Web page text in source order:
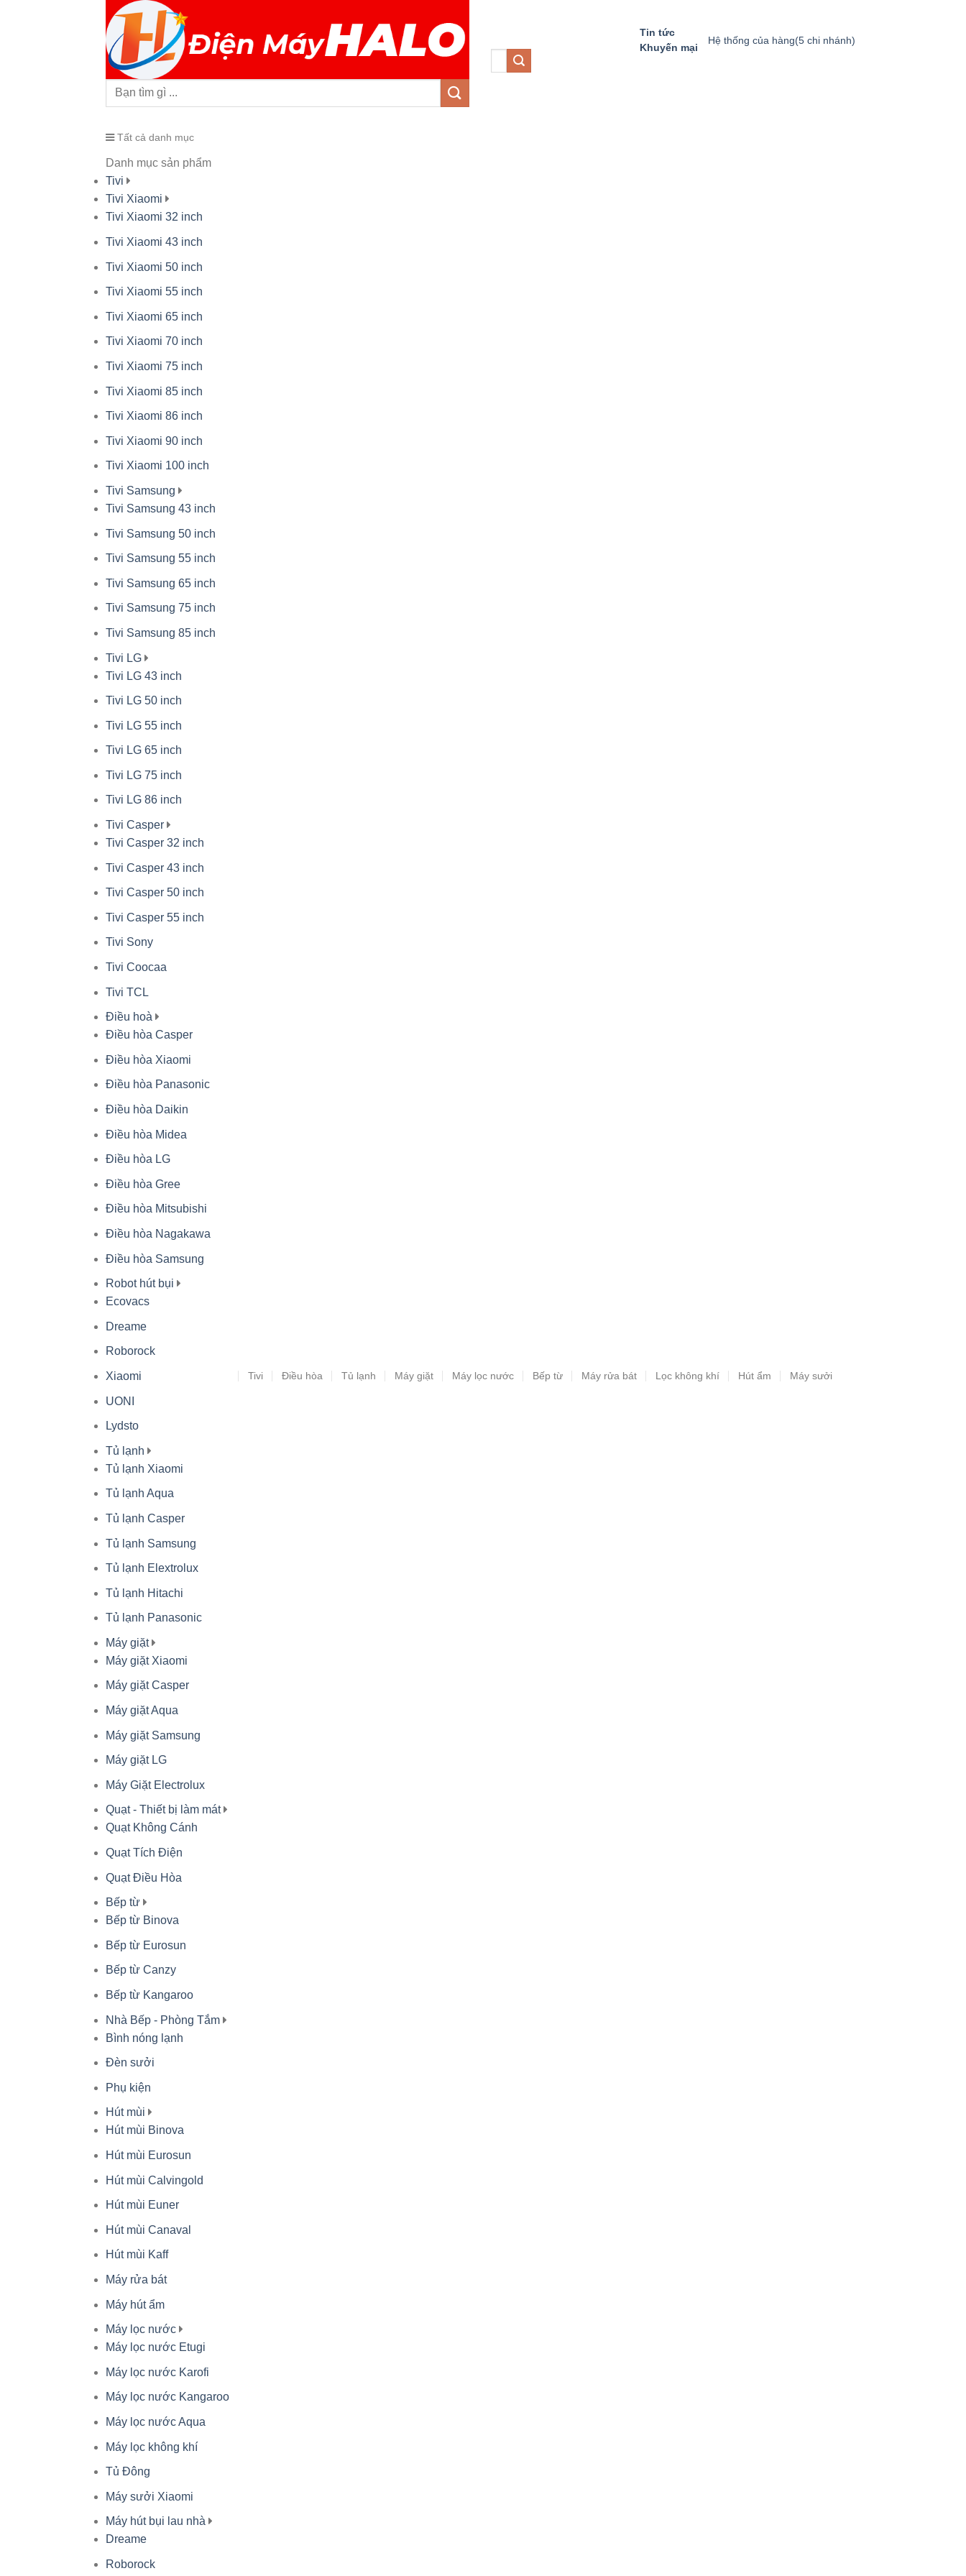
Tin tức
Khuyến mại
Hệ thống của hàng(5 chi nhánh)
Tất cả danh mục
Danh mục sản phẩm
Tivi
Tivi Xiaomi
Tivi Xiaomi 32 inch
Tivi Xiaomi 43 inch
Tivi Xiaomi 50 inch
Tivi Xiaomi 55 inch
Tivi Xiaomi 65 inch
Tivi Xiaomi 70 inch
Tivi Xiaomi 75 inch
Tivi Xiaomi 85 inch
Tivi Xiaomi 86 inch
Tivi Xiaomi 90 inch
Tivi Xiaomi 100 inch
Tivi Samsung
Tivi Samsung 43 inch
Tivi Samsung 50 inch
Tivi Samsung 55 inch
Tivi Samsung 65 inch
Tivi Samsung 75 inch
Tivi Samsung 85 inch
Tivi LG
Tivi LG 43 inch
Tivi LG 50 inch
Tivi LG 55 inch
Tivi LG 65 inch
Tivi LG 75 inch
Tivi LG 86 inch
Tivi Casper
Tivi Casper 32 inch
Tivi Casper 43 inch
Tivi Casper 50 inch
Tivi Casper 55 inch
Tivi Sony
Tivi Coocaa
Tivi TCL
Điều hoà
Điều hòa Casper
Điều hòa Xiaomi
Điều hòa Panasonic
Điều hòa Daikin
Điều hòa Midea
Điều hòa LG
Điều hòa Gree
Điều hòa Mitsubishi
Điều hòa Nagakawa
Điều hòa Samsung
Robot hút bụi
Ecovacs
Dreame
Roborock
Xiaomi
UONI
Lydsto
Tủ lạnh
Tủ lạnh Xiaomi
Tủ lạnh Aqua
Tủ lạnh Casper
Tủ lạnh Samsung
Tủ lạnh Elextrolux
Tủ lạnh Hitachi
Tủ lạnh Panasonic
Máy giặt
Máy giặt Xiaomi
Máy giặt Casper
Máy giặt Aqua
Máy giặt Samsung
Máy giặt LG
Máy Giặt Electrolux
Quạt - Thiết bị làm mát
Quạt Không Cánh
Quạt Tích Điện
Quạt Điều Hòa
Bếp từ
Bếp từ Binova
Bếp từ Eurosun
Bếp từ Canzy
Bếp từ Kangaroo
Nhà Bếp - Phòng Tắm
Bình nóng lạnh
Đèn sưởi
Phụ kiện
Hút mùi
Hút mùi Binova
Hút mùi Eurosun
Hút mùi Calvingold
Hút mùi Euner
Hút mùi Canaval
Hút mùi Kaff
Máy rửa bát
Máy hút ẩm
Máy lọc nước
Máy lọc nước Etugi
Máy lọc nước Karofi
Máy lọc nước Kangaroo
Máy lọc nước Aqua
Máy lọc không khí
Tủ Đông
Máy sưởi Xiaomi
Máy hút bụi lau nhà
Dreame
Roborock
Tivi Điều hòa Tủ lạnh Máy giặt Máy lọc nước Bếp từ Máy rửa bát Lọc không khí Hút ẩm Máy sưởi